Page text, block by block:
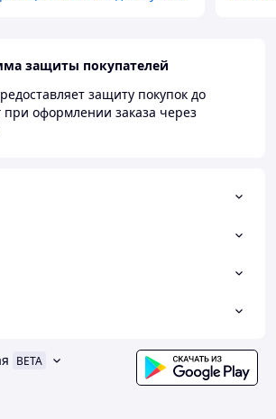
защиты покупателей
защиту покупок до
при оформлении заказа через
BETA